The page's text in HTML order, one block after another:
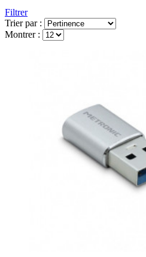
Filtrer
Trier par :
Montrer :